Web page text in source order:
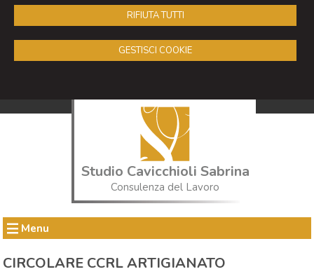
RIFIUTA TUTTI
GESTISCI COOKIE
Studio Cavicchioli Sabrina
Consulenza del Lavoro
Menu
CIRCOLARE CCRL ARTIGIANATO